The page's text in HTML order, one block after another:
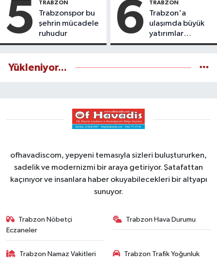
5 TRABZON
Trabzonspor bu
şehrin mücadele
ruhudur
6 TRABZON
Trabzon'a
ulaşımda büyük
yatırımlar
yapılıyor
Yükleniyor...
ofhavadiscom, yepyeni temasıyla sizleri buluştururken,
sadelik ve modernizmi bir araya getiriyor. Şatafattan
kaçınıyor ve insanlara haber okuyabilecekleri bir altyapı
sunuyor.
Trabzon Nöbetçi
Eczaneler
Trabzon Hava Durumu
Trabzon Namaz Vakitleri
Trabzon Trafik Yoğunluk